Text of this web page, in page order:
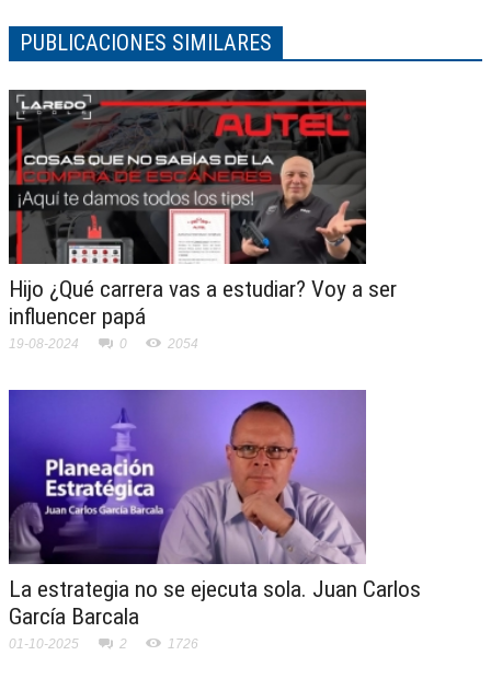
PUBLICACIONES SIMILARES
Hijo ¿Qué carrera vas a estudiar? Voy a ser
influencer papá
19-08-2024 0 2054
La estrategia no se ejecuta sola. Juan Carlos
García Barcala
01-10-2025 2 1726